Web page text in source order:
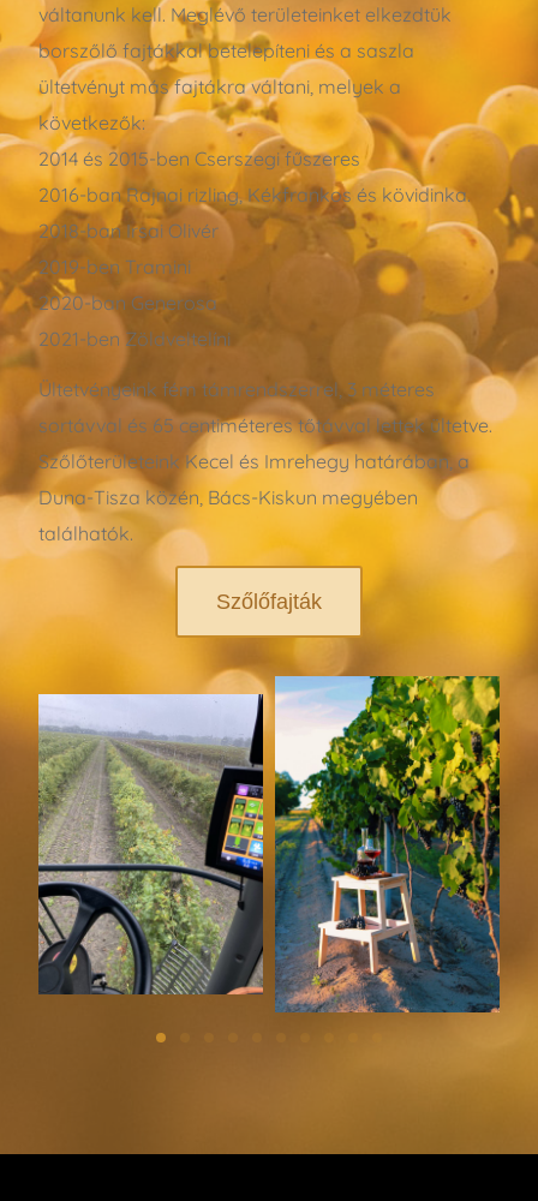
váltanunk kell. Meglévő területeinket elkezdtük
borszőlő fajtákkal betelepíteni és a saszla
ültetvényt más fajtákra váltani, melyek a
következők:
2014 és 2015-ben Cserszegi fűszeres
2016-ban Rajnai rizling, Kékfrankos és kövidinka.
2018-ban Irsai Olivér
2019-ben Tramini
2020-ban Generosa
2021-ben Zöldveltelíni
Ültetvényeink fém támrendszerrel, 3 méteres
sortávval és 65 centiméteres tőtávval lettek ültetve.
Szőlőterületeink Kecel és Imrehegy határában, a
Duna-Tisza közén, Bács-Kiskun megyében
találhatók.
Szőlőfajták